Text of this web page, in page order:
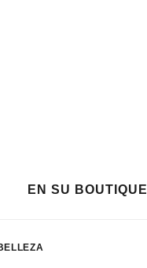
EN SU BOUTIQUE